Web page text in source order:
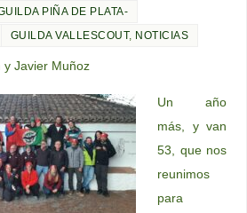
PIÑA DE PLATA-
GUILDA VALLESCOUT, NOTICIAS
Javier Muñoz
Un año
más, y van
53, que nos
reunimos
para